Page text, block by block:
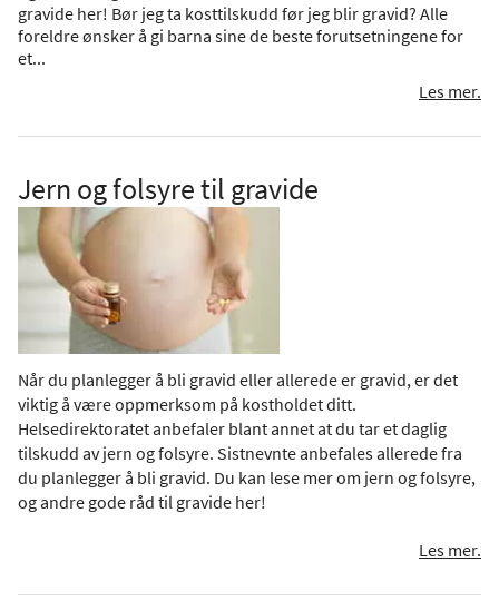
gravide her! Bør jeg ta kosttilskudd før jeg blir gravid? Alle
foreldre ønsker å gi barna sine de beste forutsetningene for
et...
Les mer.
Jern og folsyre til gravide
Når du planlegger å bli gravid eller allerede er gravid, er det
viktig å være oppmerksom på kostholdet ditt.
Helsedirektoratet anbefaler blant annet at du tar et daglig
tilskudd av jern og folsyre. Sistnevnte anbefales allerede fra
du planlegger å bli gravid. Du kan lese mer om jern og folsyre,
og andre gode råd til gravide her!
Les mer.